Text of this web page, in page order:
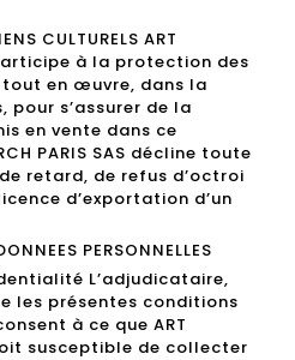
CULTURELS ART
participe à la protection des
en œuvre, dans la
pour s’assurer de la
en vente dans ce
PARIS SAS décline toute
retard, de refus d’octroi
d’exportation d’un
PERSONNELLES
L’adjudicataire,
les présentes conditions
à ce que ART
soit susceptible de collecter